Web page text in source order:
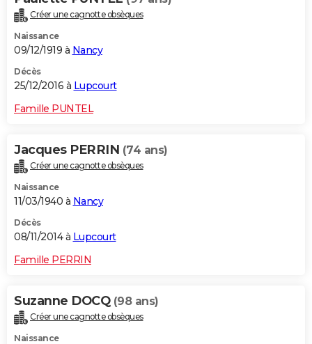
Créer une cagnotte obsèques
Naissance
09/12/1919 à Nancy
Décès
25/12/2016 à Lupcourt
Famille PUNTEL
Jacques PERRIN (74 ans)
Créer une cagnotte obsèques
Naissance
11/03/1940 à Nancy
Décès
08/11/2014 à Lupcourt
Famille PERRIN
Suzanne DOCQ (98 ans)
Créer une cagnotte obsèques
Naissance